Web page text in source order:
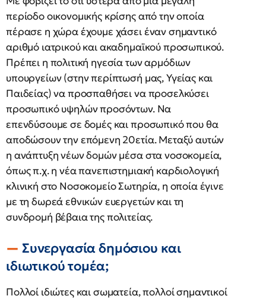
περίοδο οικονομικής κρίσης από την οποία
πέρασε η χώρα έχουμε χάσει έναν σημαντικό
αριθμό ιατρικού και ακαδημαϊκού προσωπικού.
Πρέπει η πολιτική ηγεσία των αρμόδιων
υπουργείων (στην περίπτωσή μας, Υγείας και
Παιδείας) να προσπαθήσει να προσελκύσει
προσωπικό υψηλών προσόντων. Να
επενδύσουμε σε δομές και προσωπικό που θα
αποδώσουν την επόμενη 20ετία. Μεταξύ αυτών
η ανάπτυξη νέων δομών μέσα στα νοσοκομεία,
όπως π.χ. η νέα πανεπιστημιακή καρδιολογική
κλινική στο Νοσοκομείο Σωτηρία, η οποία έγινε
με τη δωρεά εθνικών ευεργετών και τη
συνδρομή βέβαια της πολιτείας.
Συνεργασία δημόσιου και
ιδιωτικού τομέα;
Πολλοί ιδιώτες και σωματεία, πολλοί σημαντικοί